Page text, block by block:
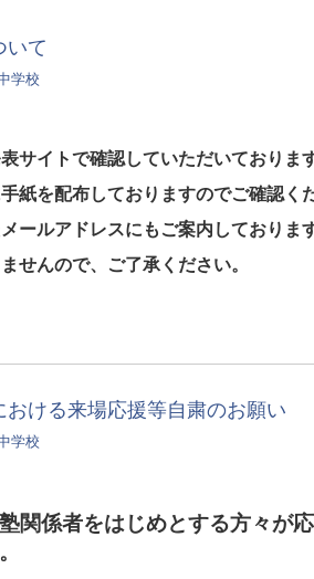
いて
学校
サイトで確認していただいております
紙を配布しておりますのでご確認く
ールアドレスにもご案内しております
せんので、ご了承ください。
ける来場応援等自粛のお願い
学校
関係者をはじめとする方々が